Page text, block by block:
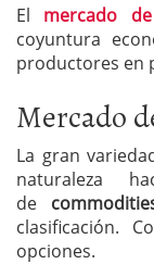
El mercado
coyuntura
productores en
Mercado
La gran
naturaleza
de
clasificación.
opciones.